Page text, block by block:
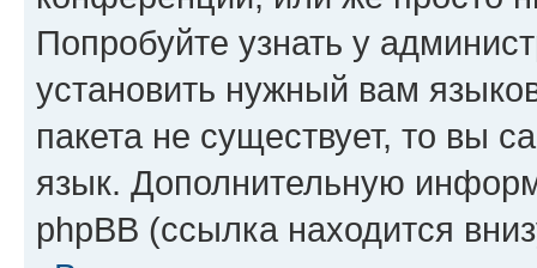
Попробуйте узнать у
установить нужный вам
пакета не существует, то вы
язык. Дополнительную
phpBB (ссылка находится